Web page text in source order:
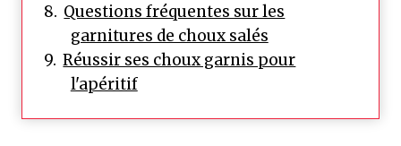
Questions fréquentes sur les
garnitures de choux salés
Réussir ses choux garnis pour
l'apéritif